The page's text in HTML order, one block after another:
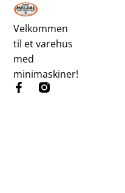
Velkommen
til et varehus
med
minimaskiner!